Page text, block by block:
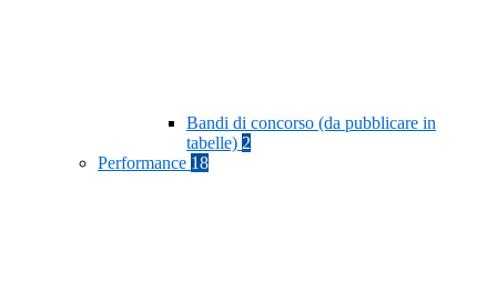
Bandi di concorso (da pubblicare in
tabelle) 2
Performance 18